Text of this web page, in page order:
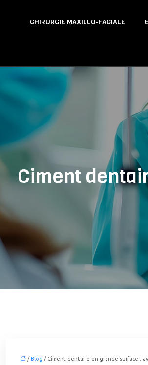
CHIRURGIE MAXILLO-FACIALE
Ciment
/Blog / Ciment dentaire en grande surface :